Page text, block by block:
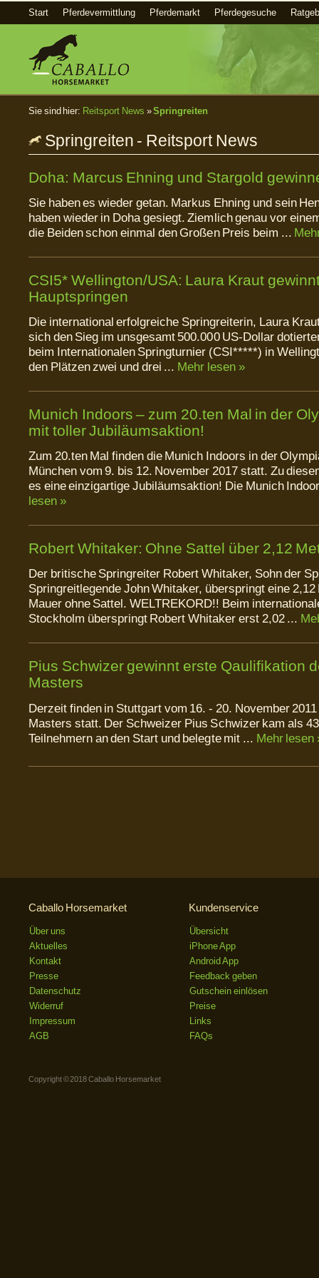
Start Pferdevermittlung Pferdemarkt Pferdegesuche
Sie sind hier: Reitsport News »Springreiten
Springreiten - Reitsport News
Doha: Marcus Ehning und Stargold
Sie haben es wieder getan. Markus Ehning und sein
haben wieder in Doha gesiegt. Ziemlich genau vor
die Beiden schon einmal den Großen Preis beim ...
CSI5* Wellington/USA: Laura Kraut
Hauptspringen
Die international erfolgreiche Springreiterin, Laura
sich den Sieg im unsgesamt 500.000 US-Dollar
beim Internationalen Springturnier (CSI*****) in
den Plätzen zwei und drei ... Mehr lesen »
Munich Indoors – zum 20.ten Mal in der
mit toller Jubiläumsaktion!
Zum 20.ten Mal finden die Munich Indoors in der
München vom 9. bis 12. November 2017 statt. Zu
es eine einzigartige Jubiläumsaktion! Die Munich
lesen »
Robert Whitaker: Ohne Sattel über 2,12
Der britische Springreiter Robert Whitaker, Sohn der
Springreitlegende John Whitaker, überspringt eine 2,12
Mauer ohne Sattel. WELTREKORD!! Beim
Stockholm überspringt Robert Whitaker erst 2,02 ...
Pius Schwizer gewinnt erste Qaulifikation
Masters
Derzeit finden in Stuttgart vom 16. - 20. November
Masters statt. Der Schweizer Pius Schwizer kam als
Teilnehmern an den Start und belegte mit ... Mehr lesen
Caballo Horsemarket
Über uns
Aktuelles
Kontakt
Presse
Datenschutz
Widerruf
Impressum
AGB
Kundenservice
Übersicht
iPhone App
Android App
Feedback geben
Gutschein einlösen
Preise
Links
FAQs
Copyright © 2018 Caballo Horsemarket